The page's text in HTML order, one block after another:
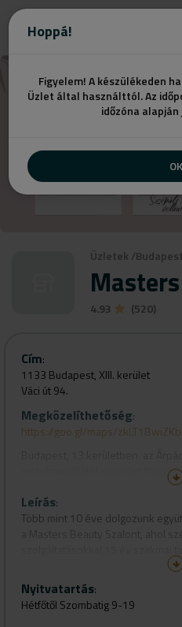
Hoppá!
Figyelem! A készülékeden
Üzlet által használttól. Az
időzóna
OK
Üzletek /
4.93 (520)
Cím:
1133 Budapest, XIII. kerület
Váci út 94.
Megközelíthetőség:
https://goo.gl/maps/
metrómegállótól egyaránt
oldalán, utcáról nyíló üzletünkben
Leírás:
Több mint 10 éve dolgozunk
és szépségipari szakemberek
Üzletünkben 4 professzionáis
gép, és pigment közül választjuk
legmegfelelőbbet, ezzel
Nyitvatartás:
Hétfőtől Szombatig 9-19